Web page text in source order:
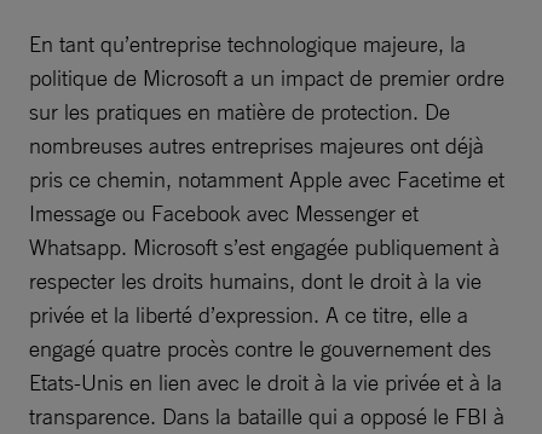
En tant qu’entreprise technologique majeure, la
politique de Microsoft a un impact de premier ordre
sur les pratiques en matière de protection. De
nombreuses autres entreprises majeures ont déjà
pris ce chemin, notamment Apple avec Facetime et
Imessage ou Facebook avec Messenger et
Whatsapp. Microsoft s’est engagée publiquement à
respecter les droits humains, dont le droit à la vie
privée et la liberté d’expression. A ce titre, elle a
engagé quatre procès contre le gouvernement des
Etats-Unis en lien avec le droit à la vie privée et à la
transparence. Dans la bataille qui a opposé le FBI à